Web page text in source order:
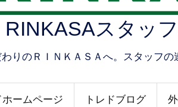
RINKASAスタッ
りのＲＩＮＫＡＳＡへ。スタッフ
ームページ トレドブログ